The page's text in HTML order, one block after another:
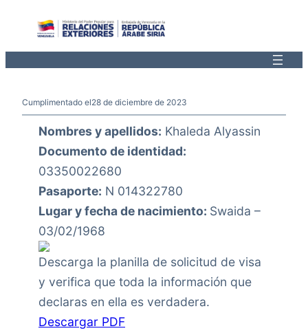
Cumplimentado el28 de diciembre de 2023
Nombres y apellidos: Khaleda Alyassin
Documento de identidad:
03350022680
Pasaporte: N 014322780
Lugar y fecha de nacimiento: Swaida –
03/02/1968
Descarga la planilla de solicitud de visa
y verifica que toda la información que
declaras en ella es verdadera.
Descargar PDF